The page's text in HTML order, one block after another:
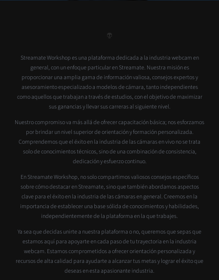
Streamate Workshop es una plataforma dedicada a la industria webcam en
general, con un enfoque particular en Streamate. Nuestra misión es
proporcionar una amplia gama de información valiosa, consejos expertos y
asesoramiento especializado a modelos de cámara, tanto independientes
como aquellos que trabajan a través de estudios, con el objetivo de maximizar
sus ganancias y llevar sus carreras al siguiente nivel.
Nuestro compromiso va más allá de ofrecer capacitación básica; nos esforzamos
por brindar un nivel superior de orientación y formación personalizada.
Comprendemos que el éxito en la industria de las cámaras en vivo no se trata
solo de conocimientos técnicos, sino de una combinación de consistencia,
dedicación y esfuerzo continuo.
En Streamate Workshop, no solo compartimos valiosos consejos específicos
sobre cómo destacar en Streamate, sino que también abordamos aspectos
clave para el éxito en la industria de las cámaras en general. Creemos en la
importancia de establecer una base sólida de conocimientos y habilidades,
independientemente de la plataforma en la que trabajes.
Ya sea que decidas unirte a nuestra plataforma o no, queremos que sepas que
estamos aquí para apoyarte en cada paso de tu trayectoria en la industria
webcam. Estamos comprometidos a ofrecer orientación personalizada y
recursos de alta calidad para ayudarte a alcanzar tus metas y lograr el éxito que
deseas en esta apasionante industria.